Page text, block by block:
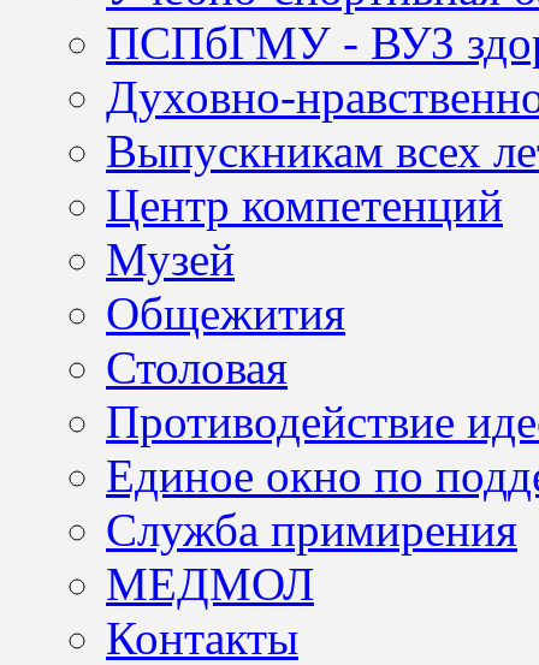
ПСПбГМУ - ВУЗ
Духовно-
Выпускникам всех
Центр компетенций
Музей
Общежития
Столовая
Противодействие
Единое окно по
Служба примирения
МЕДМОЛ
Контакты